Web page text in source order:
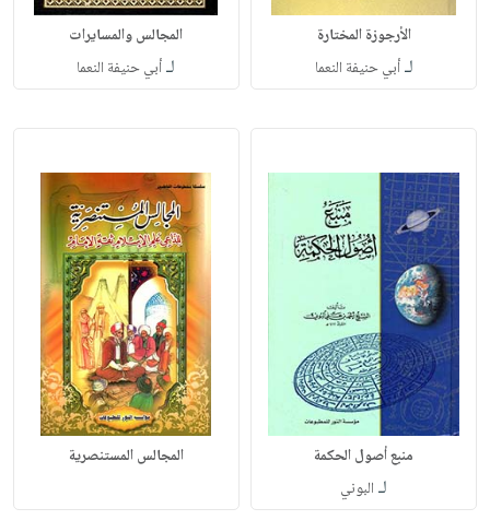
الأرجوزة المختارة
لـأبي حنيفة النعما
المجالس والمسايرات
لـأبي حنيفة النعما
منبع أصول الحكمة
لـ البوني
المجالس المستنصرية